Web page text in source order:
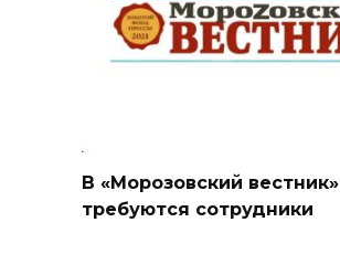
В «Морозовский вестник»
требуются сотрудники